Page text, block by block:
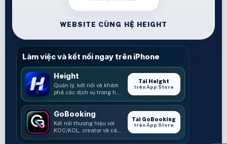
WEBSITE CÙNG HỆ HEIGHT
Làm việc và kết nối ngay trên iPhone
Height
Quản lý, kết nối và khám
phá các dịch vụ trong hệ
Tải Height
trên App Store
GoBooking
Kết nối thương hiệu với
KOC/KOL, creator và các
Tải GoBooking
trên App Store